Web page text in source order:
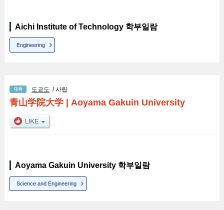
Aichi Institute of Technology 학부일람
Engineering
도쿄도 / 사립
青山学院大学| Aoyama Gakuin University
Aoyama Gakuin University 학부일람
Science and Engineering